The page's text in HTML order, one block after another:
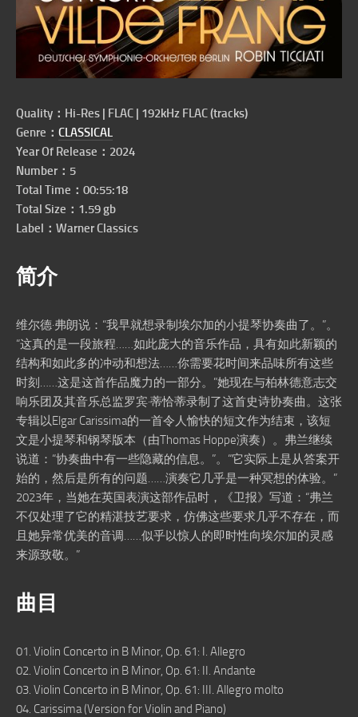
Quality：Hi-Res | FLAC | 192kHz FLAC (tracks)
Genre： CLASSICAL
Year Of Release：2024
Number：5
Total Time：00:55:18
Total Size：1.59 gb
Label：Warner Classics
简介
维尔德·弗朗说：“我早就想录制埃尔加的小提琴协奏曲了。”。
“这真的是一段旅程……如此庞大的音乐作品，具有如此新颖的
结构和如此多的冲动和想法……你需要花时间来品味所有这些
时刻……这是这首作品魔力的一部分。”她现在与柏林德意志交
响乐团及其音乐总监罗宾·蒂恰蒂录制了这首史诗协奏曲。这张
专辑以Elgar Carissima的一首令人愉快的短文作为结束，该短
文是小提琴和钢琴版本（由Thomas Hoppe演奏）。弗兰继续
说道：“协奏曲中有一些隐藏的信息。”。“它实际上是从答案开
始的，然后是所有的问题……演奏它几乎是一种冥想的体验。”
2023年，当她在英国表演这部作品时，《卫报》写道：“弗兰
不仅处理了它的精湛技艺要求，仿佛这些要求几乎不存在，而
且她异常优美的音调……似乎以惊人的即时性向埃尔加的灵感
来源致敬。”
曲目
01. Violin Concerto in B Minor, Op. 61: I. Allegro
02. Violin Concerto in B Minor, Op. 61: II. Andante
03. Violin Concerto in B Minor, Op. 61: III. Allegro molto
04. Carissima (Version for Violin and Piano)